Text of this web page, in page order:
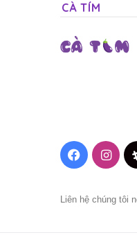
CÀ TÍM
Facebook
Liên hệ chúng tôi